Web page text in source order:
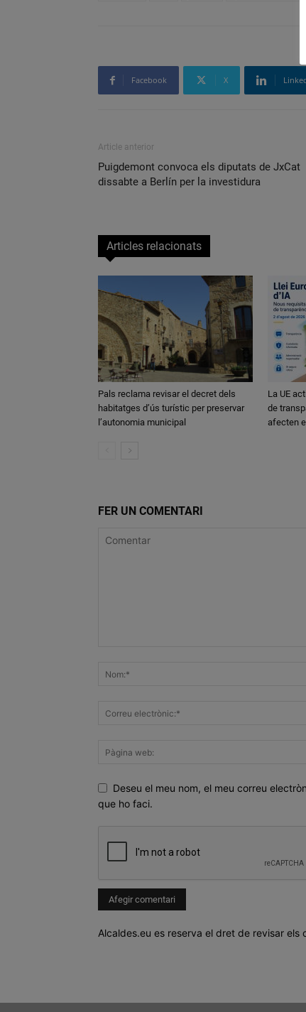
Facebook X
Article anterior
Puigdemont convoca els diputats de JxCat
dissabte a Berlín per la investidura
Articles relacionats
Pals reclama revisar el decret dels
habitatges d’ús turístic per preservar
l’autonomia municipal
La UE
de
afecten
FER UN COMENTARI
Deseu el meu nom, el meu correu
que ho faci.
Alcaldes.eu es reserva el dret de revisar